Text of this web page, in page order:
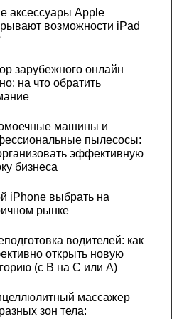
аксессуары Apple
возможности iPad
зарубежного онлайн
на что обратить
машины и
пылесосы:
эффективную
бизнеса
iPhone выбрать на
рынке
водителей: как
открыть новую
(с B на C или А)
массажер
зон тела: